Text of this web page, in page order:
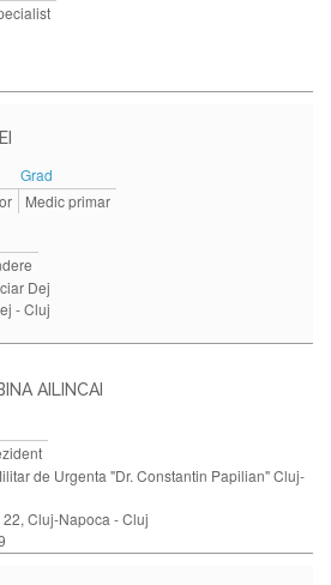
Grad
Medic primar
Dej
- Cluj
AILINCAI
de Urgenta "Dr. Constantin Papilian" Cluj-
Cluj-Napoca - Cluj